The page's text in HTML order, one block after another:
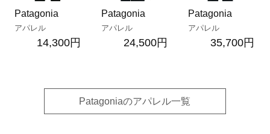
Patagonia
アパレル
14,300円
Patagonia
アパレル
24,500円
Patagonia
アパレル
35,700円
Patagoniaのアパレル一覧